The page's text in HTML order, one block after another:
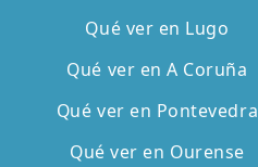
Qué ver en Lugo
Qué ver en A Coruña
Qué ver en Pontevedra
Qué ver en Ourense